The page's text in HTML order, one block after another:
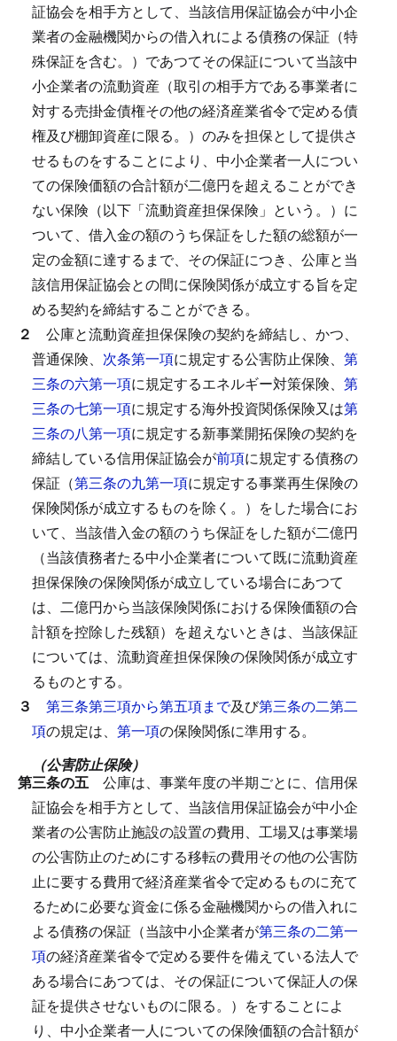
証協会を相手方として、当該信用保証協会が中小企
業者の金融機関からの借入れによる債務の保証（特
殊保証を含む。）であつてその保証について当該中
小企業者の流動資産（取引の相手方である事業者に
対する売掛金債権その他の経済産業省令で定める債
権及び棚卸資産に限る。）のみを担保として提供さ
せるものをすることにより、中小企業者一人につい
ての保険価額の合計額が二億円を超えることができ
ない保険（以下「流動資産担保保険」という。）に
ついて、借入金の額のうち保証をした額の総額が一
定の金額に達するまで、その保証につき、公庫と当
該信用保証協会との間に保険関係が成立する旨を定
める契約を締結することができる。
２ 公庫と流動資産担保保険の契約を締結し、かつ、
普通保険、 次条第一項に規定する公害防止保険、 第
三条の六第一項に規定するエネルギー対策保険、 第
三条の七第一項に規定する海外投資関係保険又は第
三条の八第一項に規定する新事業開拓保険の契約を
締結している信用保証協会が前項に規定する債務の
保証（第三条の九第一項に規定する事業再生保険の
保険関係が成立するものを除く。）をした場合にお
いて、当該借入金の額のうち保証をした額が二億円
（当該債務者たる中小企業者について既に流動資産
担保保険の保険関係が成立している場合にあつて
は、二億円から当該保険関係における保険価額の合
計額を控除した残額）を超えないときは、当該保証
については、流動資産担保保険の保険関係が成立す
るものとする。
３ 第三条第三項から第五項まで及び第三条の二第二
項の規定は、 第一項の保険関係に準用する。
（公害防止保険）
第三条の五 公庫は、事業年度の半期ごとに、信用保
証協会を相手方として、当該信用保証協会が中小企
業者の公害防止施設の設置の費用、工場又は事業場
の公害防止のためにする移転の費用その他の公害防
止に要する費用で経済産業省令で定めるものに充て
るために必要な資金に係る金融機関からの借入れに
よる債務の保証（当該中小企業者が第三条の二第一
項の経済産業省令で定める要件を備えている法人で
ある場合にあつては、その保証について保証人の保
証を提供させないものに限る。）をすることによ
り、中小企業者一人についての保険価額の合計額が